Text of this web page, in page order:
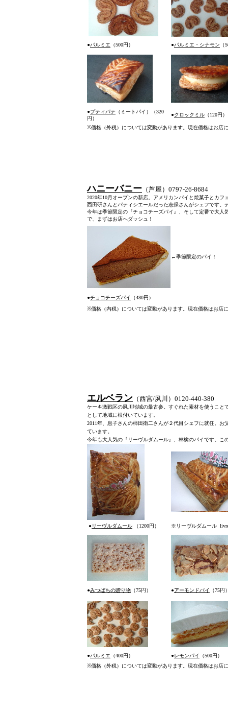
●パルミエ （500円） ●パルミエ ・シナモン （
●プティパテ （ミートパイ）
（320
円）
●クロックミル （120円）
※価格（外税）については変動があります。現在価格はお店
ハニーバニー （芦屋）0797-26-
2020年10月オープンの新店。アメリカンパイと焼菓子とカ
西田研さんとパティシエールだった志保さんがシェフです。
今年は季節限定の『チョコチーズパイ』、そして定番で大
で、まずはお店へダッシュ！
←季節限定のパイ！
●チョコチーズパイ
（480円）
※価格（内税）については変動があります。現在価格はお店
エルベラン （西宮/夙川）0120-440-380
ケーキ激戦区の夙川地域の最古参。すぐれた素材を使うこ
として地域に根付いています。
2011年、息子さんの柿田衛二さんが２代目シェフに就任。
ています。
今年も大人気の『リーヴルダムール』、林檎のパイです。
● リーヴルダムール （1200円） ※リーヴルダムール
●みつばちの贈り物 （75円） ●アーモンドパイ （75円
●パルミエ （400円） ●レモンパイ
（500円）
※価格（外税）については変動があります。現在価格はお店